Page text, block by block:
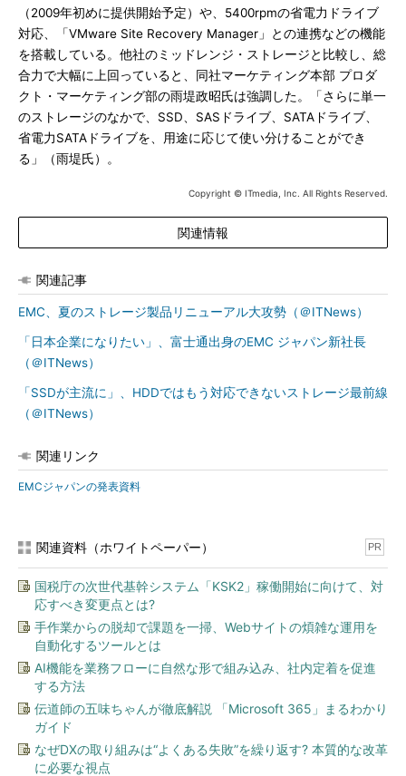
（2009年初めに提供開始予定）や、5400rpmの省電力ドライブ
対応、「VMware Site Recovery Manager」との連携などの機能
を搭載している。他社のミッドレンジ・ストレージと比較し、総
合力で大幅に上回っていると、同社マーケティング本部 プロダ
クト・マーケティング部の雨堤政昭氏は強調した。「さらに単一
のストレージのなかで、SSD、SASドライブ、SATAドライブ、
省電力SATAドライブを、用途に応じて使い分けることができ
る」（雨堤氏）。
Copyright © ITmedia, Inc. All Rights Reserved.
関連情報
関連記事
EMC、夏のストレージ製品リニューアル大攻勢（＠ITNews）
「日本企業になりたい」、富士通出身のEMC ジャパン新社長
（＠ITNews）
「SSDが主流に」、HDDではもう対応できないストレージ最前線
（＠ITNews）
関連リンク
EMCジャパンの発表資料
関連資料（ホワイトペーパー） PR
国税庁の次世代基幹システム「KSK2」稼働開始に向けて、対
応すべき変更点とは?
手作業からの脱却で課題を一掃、Webサイトの煩雑な運用を
自動化するツールとは
AI機能を業務フローに自然な形で組み込み、社内定着を促進
する方法
伝道師の五味ちゃんが徹底解説 「Microsoft 365」まるわかり
ガイド
なぜDXの取り組みは“よくある失敗”を繰り返す? 本質的な改革
に必要な視点